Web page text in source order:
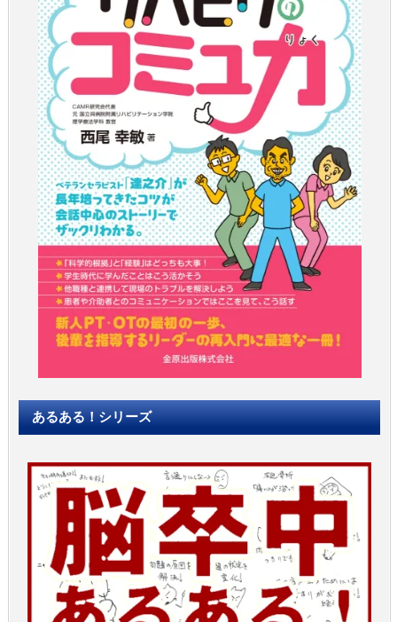
あるある！シリーズ